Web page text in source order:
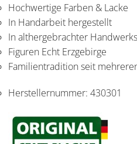
Hochwertige Farben & Lacke
In Handarbeit hergestellt
In althergebrachter
Figuren Echt Erzgebirge
Familientradition seit
Herstellernummer: 430301